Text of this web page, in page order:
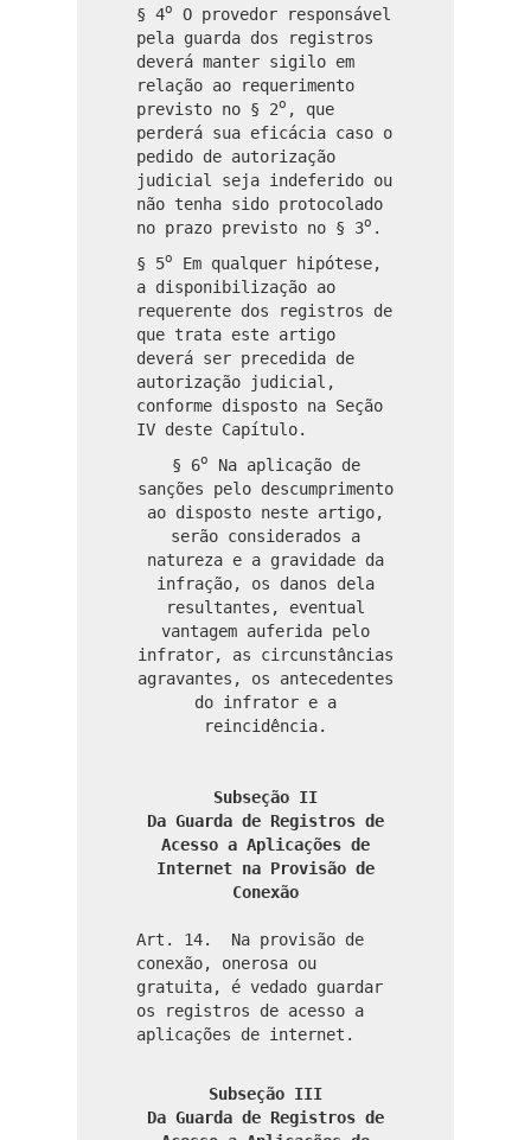
§ 4o
O provedor responsável
pela guarda dos registros
deverá manter sigilo em
relação ao requerimento
previsto no § 2o , que
perderá sua eficácia caso o
pedido de autorização
judicial seja indeferido ou
não tenha sido protocolado
no prazo previsto no § 3o .
§ 5o
Em qualquer hipótese,
a disponibilização ao
requerente dos registros de
que trata este artigo
deverá ser precedida de
autorização judicial,
conforme disposto na Seção
IV deste Capítulo.
§ 6o
Na aplicação de
sanções pelo descumprimento
ao disposto neste artigo,
serão considerados a
natureza e a gravidade da
infração, os danos dela
resultantes, eventual
vantagem auferida pelo
infrator, as circunstâncias
agravantes, os antecedentes
do infrator e a
reincidência.
Subseção II
Da Guarda de Registros de
Acesso a Aplicações de
Internet na Provisão de
Conexão
Art. 14. Na provisão de
conexão, onerosa ou
gratuita, é vedado guardar
os registros de acesso a
aplicações de internet.
Subseção III
Da Guarda de Registros de